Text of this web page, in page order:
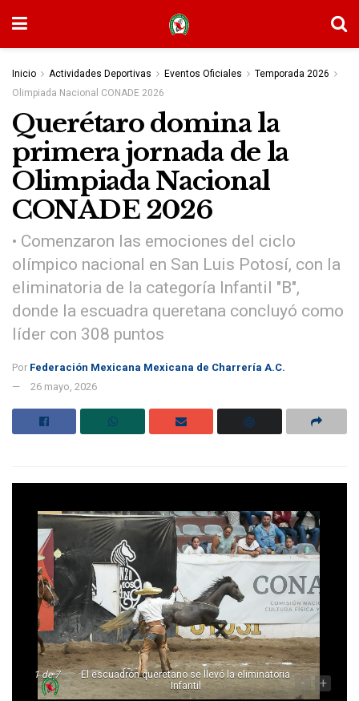
Inicio Actividades Deportivas Eventos Oficiales
Temporada 2026
Olimpiada Nacional CONADE 2026
Querétaro domina la
primera jornada de la
Olimpiada Nacional
CONADE 2026
• Comenzaron las emociones del ciclo
olímpico nacional en San Luis Potosí, con la
eliminatoria de la categoría Infantil "B",
donde la escuadra queretana concluyó como
líder con 308 puntos
Por Federación Mexicana Mexicana de Charrería A.C.
26 mayo, 2026
1de 7
El escuadrón queretano se llevó la eliminatoria
Infantil
- +